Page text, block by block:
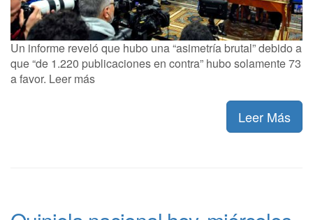
Un informe reveló que hubo una “asimetría brutal” debido a
que “de 1.220 publicaciones en contra” hubo solamente 73
a favor. Leer más
Leer Más